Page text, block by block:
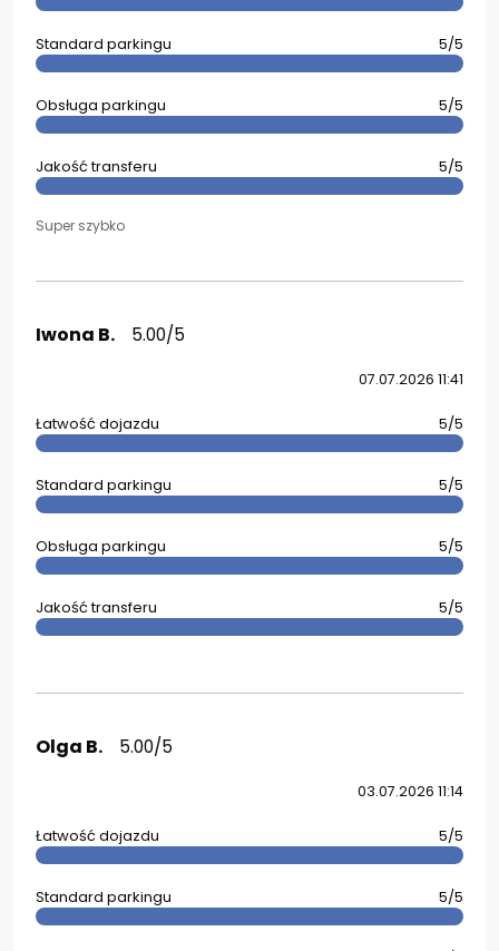
Standard parkingu 5/5
Obsługa parkingu 5/5
Jakość transferu 5/5
Super szybko
Iwona B. 5.00/5
07.07.2026 11:41
Łatwość dojazdu 5/5
Standard parkingu 5/5
Obsługa parkingu 5/5
Jakość transferu 5/5
Olga B. 5.00/5
03.07.2026 11:14
Łatwość dojazdu 5/5
Standard parkingu 5/5